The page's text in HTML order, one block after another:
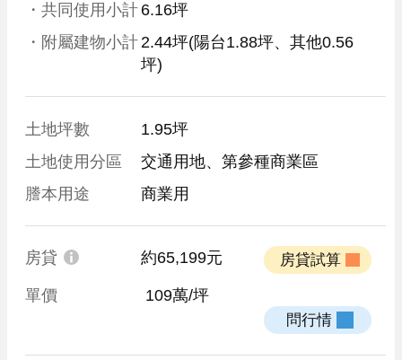
・共同使用小計 6.16坪
・附屬建物小計 2.44坪(陽台1.88坪、其他0.56
坪)
土地坪數
1.95坪
土地使用分區
交通用地、第參種商業區
謄本用途
商業用
房貸 約65,199元
單價 109萬/坪